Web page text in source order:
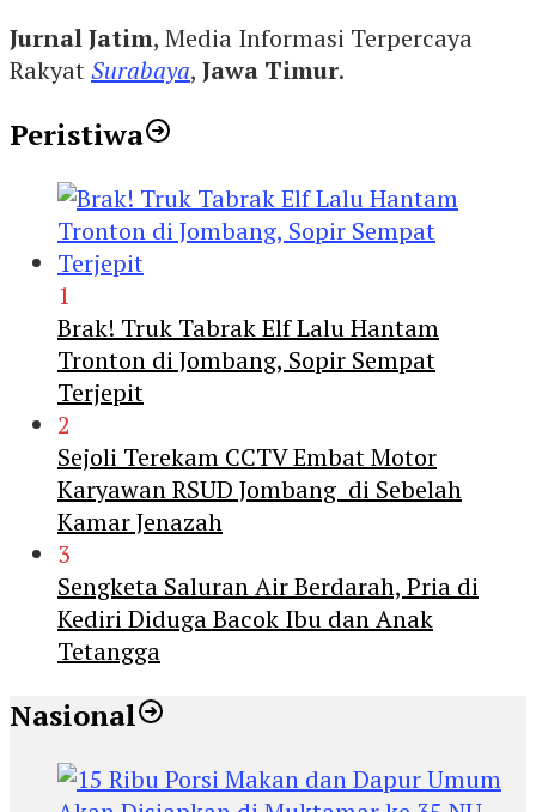
Jurnal Jatim, Media Informasi Terpercaya
RakyatSurabaya, Jawa Timur.
Peristiwa
1
Brak! Truk Tabrak Elf Lalu Hantam
Tronton di Jombang, Sopir Sempat
Terjepit
2
Sejoli Terekam CCTV Embat Motor
Karyawan RSUD Jombang di Sebelah
Kamar Jenazah
3
Sengketa Saluran Air Berdarah, Pria di
Kediri Diduga Bacok Ibu dan Anak
Tetangga
Nasional